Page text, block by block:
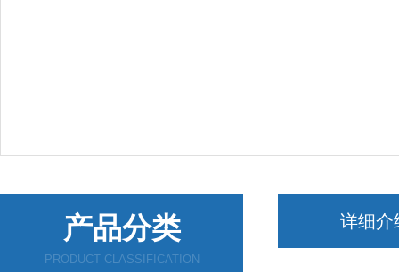
产品分类
PRODUCT CLASSIFICATION
详细介